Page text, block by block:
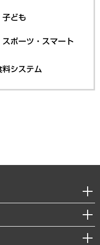
子ども
ポーツ・スマート
料システム